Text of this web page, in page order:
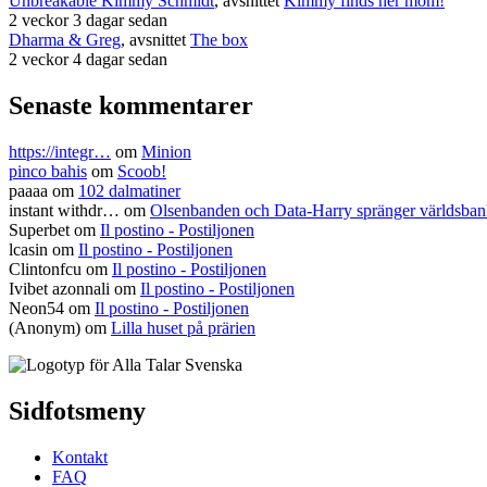
2 veckor 3 dagar sedan
Dharma & Greg, avsnittetThe box
2 veckor 4 dagar sedan
Senaste kommentarer
https://integr… om Minion
pinco bahis om Scoob!
paaaa om 102 dalmatiner
instant withdr… om Olsenbanden och Data-Harry spränger
Superbet om Il postino - Postiljonen
lcasin om Il postino - Postiljonen
Clintonfcu om Il postino - Postiljonen
Ivibet azonnali om Il postino - Postiljonen
Neon54 om Il postino - Postiljonen
(Anonym) om Lilla huset på prärien
Sidfotsmeny
Kontakt
FAQ